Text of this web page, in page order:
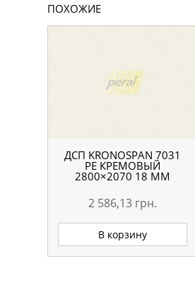
ПОХОЖИЕ
ДСП KRONOSPAN 7031
РЕ КРЕМОВЫЙ
2800×2070 18 ММ
2 586,13 грн.
В корзину